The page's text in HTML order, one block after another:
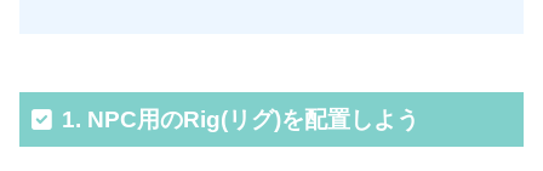
1. NPC用のRig(リグ)を配置しよう